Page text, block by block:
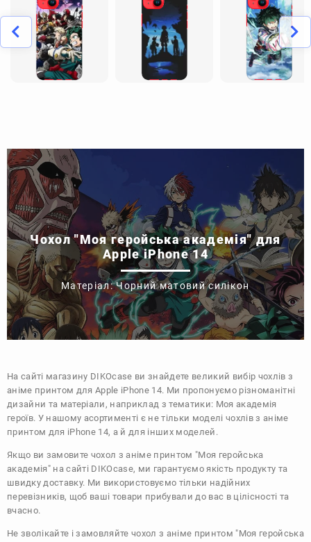
Чохол "Моя геройська академія" для
Apple iPhone 14
Матеріал: Чорний матовий силікон
На сайті магазину DIKOcase ви знайдете великий вибір чохлів з
аніме принтом для Apple iPhone 14. Ми пропонуємо різноманітні
дизайни та матеріали, наприклад з тематики: Моя академія
героїв. У нашому асортименті є не тільки моделі чохлів з аніме
принтом для iPhone 14, а й для інших моделей.
Якщо ви замовите чохол з аніме принтом "Моя геройська
академія" на сайті DIKOcase, ми гарантуємо якість продукту та
швидку доставку. Ми використовуємо тільки надійних
перевізників, щоб ваші товари прибували до вас в цілісності та
вчасно.
Не зволікайте і замовляйте чохол з аніме принтом "Моя геройська